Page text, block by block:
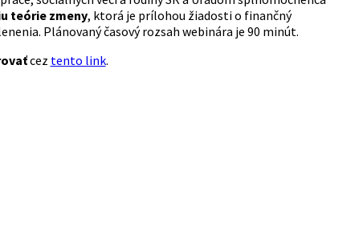
teórie zmeny, ktorá je prílohou žiadosti o finančný
Plánovaný časový rozsah webinára je 90 minút.
cez tento link.